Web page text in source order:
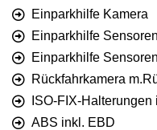
Einparkhilfe Kamera
Einparkhilfe
Einparkhilfe
Rückfahrkamera
ISO-FIX-Halterungen
ABS inkl. EBD